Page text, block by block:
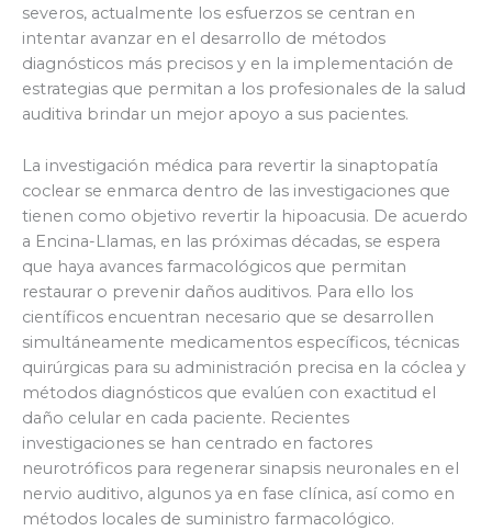
severos, actualmente los esfuerzos se centran en
intentar avanzar en el desarrollo de métodos
diagnósticos más precisos y en la implementación de
estrategias que permitan a los profesionales de la salud
auditiva brindar un mejor apoyo a sus pacientes.
La investigación médica para revertir la sinaptopatía
coclear se enmarca dentro de las investigaciones que
tienen como objetivo revertir la hipoacusia. De acuerdo
a Encina-Llamas, en las próximas décadas, se espera
que haya avances farmacológicos que permitan
restaurar o prevenir daños auditivos. Para ello los
científicos encuentran necesario que se desarrollen
simultáneamente medicamentos específicos, técnicas
quirúrgicas para su administración precisa en la cóclea y
métodos diagnósticos que evalúen con exactitud el
daño celular en cada paciente. Recientes
investigaciones se han centrado en factores
neurotróficos para regenerar sinapsis neuronales en el
nervio auditivo, algunos ya en fase clínica, así como en
métodos locales de suministro farmacológico.